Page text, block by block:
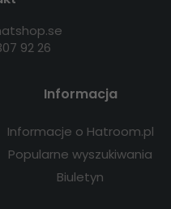
92 26
Informacja
Informacje o Hatroom.pl
Popularne wyszukiwania
Biuletyn